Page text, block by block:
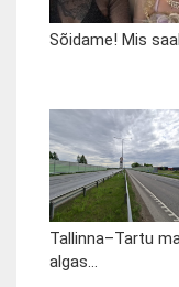
Sõidame! Mis
Tallinna–Tartu
algas...